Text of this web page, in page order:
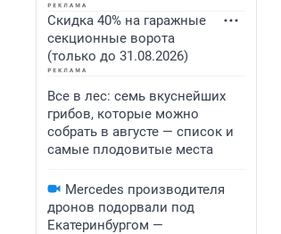
Скидка 40% на гаражные
секционные ворота
(только до 31.08.2026)
Все в лес: семь вкуснейших
грибов, которые можно
собрать в августе — список и
самые плодовитые места
Mercedes производителя
дронов подорвали под
Екатеринбургом —